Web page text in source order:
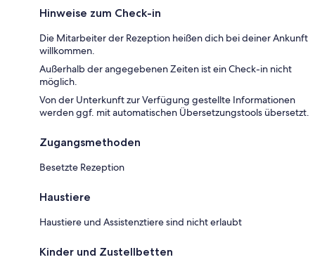
Hinweise zum Check-in
Die Mitarbeiter der Rezeption heißen dich bei deiner Ankunft
willkommen.
Außerhalb der angegebenen Zeiten ist ein Check-in nicht
möglich.
Von der Unterkunft zur Verfügung gestellte Informationen
werden ggf. mit automatischen Übersetzungstools übersetzt.
Zugangsmethoden
Besetzte Rezeption
Haustiere
Haustiere und Assistenztiere sind nicht erlaubt
Kinder und Zustellbetten